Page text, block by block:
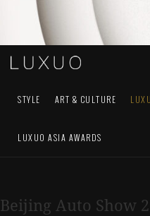
STYLE ART & CULTURE
LUXUO ASIA AWARDS
Beijing Auto Show